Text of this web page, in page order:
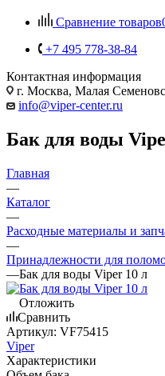
Сравнение товаров
+7 495 778-38-84
Контактная информация
г. Москва, Малая
info@viper-center.ru
Бак для воды
Главная
—
Каталог
—
Расходные материалы и
—
Принадлежности для
—Бак для воды Viper 10 л
Отложить
Сравнить
Артикул: VF75415
Viper
Характеристики